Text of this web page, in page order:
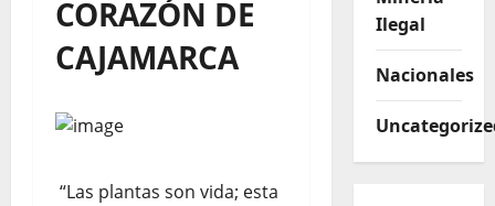
CORAZÓN DE
CAJAMARCA
“Las plantas son vida; esta
Ilegal
Nacionales